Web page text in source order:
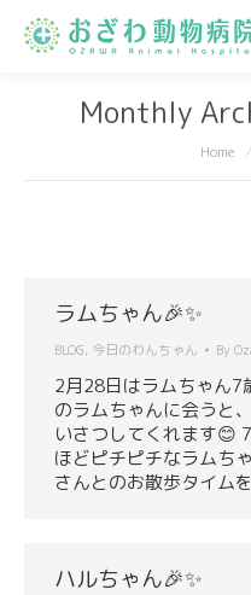
Monthly
You
Home
ラムちゃん🎉✨
BLOG, 今日のわんちゃん By
2月28日はラムちゃん7
のラムちゃんに会うと
いさつしてくれます😊
ほどピチピチなラムち
さんとのお散歩タイム
ハルちゃん🎉✨